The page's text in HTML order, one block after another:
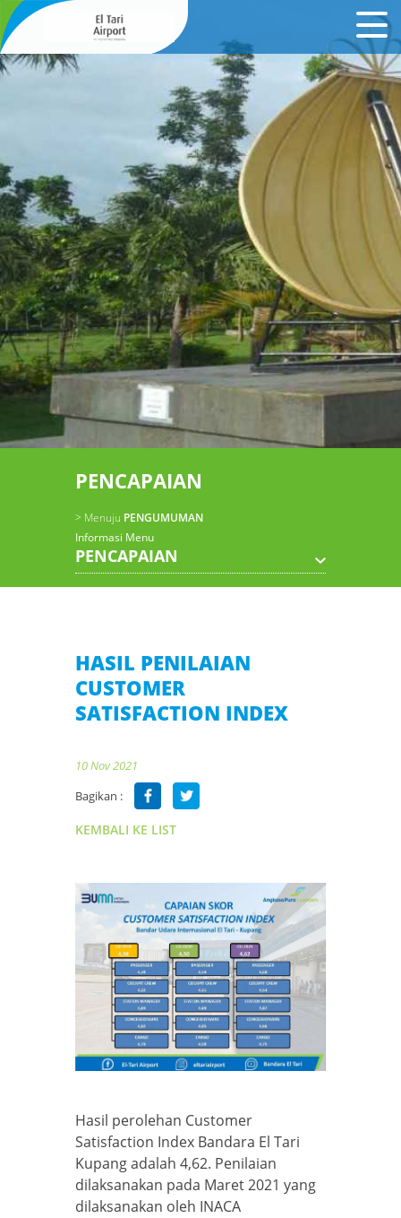
PENCAPAIAN
> Menuju PENGUMUMAN
Informasi Menu
PENCAPAIAN
HASIL PENILAIAN
CUSTOMER
SATISFACTION INDEX
10 Nov 2021
Bagikan :
KEMBALI KE LIST
Hasil perolehan Customer
Satisfaction Index Bandara El Tari
Kupang adalah 4,62. Penilaian
dilaksanakan pada Maret 2021 yang
dilaksanakan oleh INACA